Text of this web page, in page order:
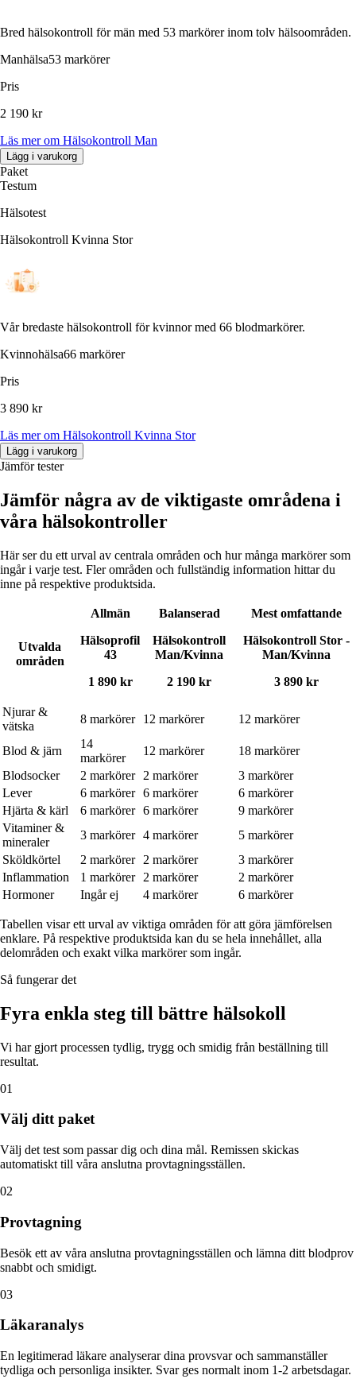
Bred hälsokontroll för män med 53 markörer inom tolv hälsoområden.
Manhälsa53 markörer
Pris
2 190 kr
Läs merom Hälsokontroll Man
Lägg i varukorg
Paket
Testum
Hälsotest
Hälsokontroll Kvinna Stor
Vår bredaste hälsokontroll för kvinnor med 66 blodmarkörer.
Kvinnohälsa66 markörer
Pris
3 890 kr
Läs merom Hälsokontroll Kvinna Stor
Lägg i varukorg
Jämför tester
Jämför några av de viktigaste områdena i
våra hälsokontroller
Här ser du ett urval av centrala områden och hur många markörer som
ingår i varje test. Fler områden och fullständig information hittar du
inne på respektive produktsida.
Utvalda
områden
Allmän
Hälsoprofil
43
1 890 kr
Balanserad
Hälsokontroll
Man/Kvinna
2 190 kr
Mest omfattande
Hälsokontroll Stor -
Man/Kvinna
3 890 kr
Njurar &
vätska
8 markörer 12 markörer 12 markörer
Blod & järn
14
markörer
12 markörer 18 markörer
Blodsocker
2 markörer 2 markörer 3 markörer
Lever
6 markörer 6 markörer 6 markörer
Hjärta & kärl
6 markörer 6 markörer 9 markörer
Vitaminer &
mineraler
3 markörer 4 markörer 5 markörer
Sköldkörtel
2 markörer 2 markörer 3 markörer
Inflammation
1 markörer 2 markörer 2 markörer
Hormoner
Ingår ej 4 markörer 6 markörer
Tabellen visar ett urval av viktiga områden för att göra jämförelsen
enklare. På respektive produktsida kan du se hela innehållet, alla
delområden och exakt vilka markörer som ingår.
Så fungerar det
Fyra enkla steg till bättre hälsokoll
Vi har gjort processen tydlig, trygg och smidig från beställning till
resultat.
01
Välj ditt paket
Välj det test som passar dig och dina mål. Remissen skickas
automatiskt till våra anslutna provtagningsställen.
02
Provtagning
Besök ett av våra anslutna provtagningsställen och lämna ditt blodprov
snabbt och smidigt.
03
Läkaranalys
En legitimerad läkare analyserar dina provsvar och sammanställer
tydliga och personliga insikter. Svar ges normalt inom 1-2 arbetsdagar.